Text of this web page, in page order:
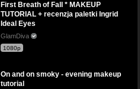
First Breath of Fall * MAKEUP
TUTORIAL + recenzja paletki Ingrid
Ideal Eyes
GlamDiva
1080p
On and on smoky - evening makeup
tutorial